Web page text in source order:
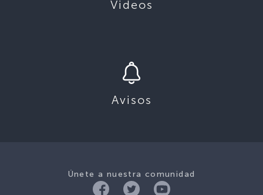
Videos
Avisos
Únete a nuestra comunidad